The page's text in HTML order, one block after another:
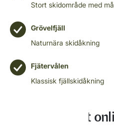
Stort skidområde med
Grövelfjäll
Naturnära skidåkning
Fjätervålen
Klassisk fjällskidåkning
Köp Idrepasset